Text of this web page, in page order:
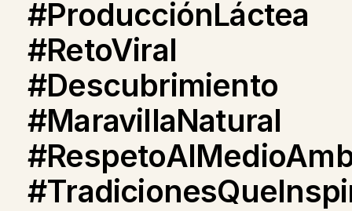
#ProducciónLáctea
#RetoViral
#Descubrimiento
#MaravillaNatural